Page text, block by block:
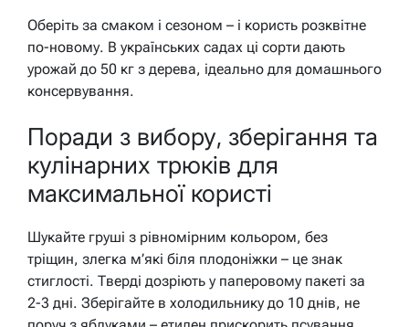
Оберіть за смаком і сезоном – і користь розквітне
по-новому. В українських садах ці сорти дають
урожай до 50 кг з дерева, ідеально для домашнього
консервування.
Поради з вибору, зберігання та
кулінарних трюків для
максимальної користі
Шукайте груші з рівномірним кольором, без
тріщин, злегка м’які біля плодоніжки – це знак
стиглості. Тверді дозріють у паперовому пакеті за
2-3 дні. Зберігайте в холодильнику до 10 днів, не